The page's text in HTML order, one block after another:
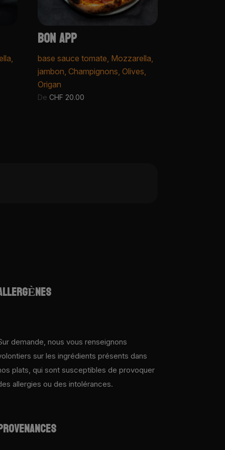
BON APP
base sauce tomate, Mozzarella,
jambon, Champignons, Olives,
Origan
De CHF 20.00
demande, nous vous renseignons
sur les ingrédients présents dans
plats, qui sont susceptibles de provoquer
allergies ou des intolérances.